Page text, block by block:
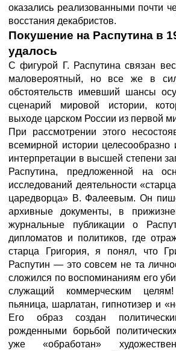
оказались реализованными почти
восстания декабристов.
Покушение на Распутина в
удалось
С фигурой Г. Распутина связан
маловероятный, но все же в
обстоятельств имевший шансы
сценарий мировой истории,
выходе царском России из первой
При рассмотрении этого
всемирной истории целесообразно
интерпретации в высшей степени
Распутина, предложенной на
исследований деятельности
царедворца» В. Фалеевым. Он
архивные документы, в
журнальные публикации о
дипломатов и политиков, где
старца Григория, я понял, что
Распутин — это совсем не та
сложился по воспоминаниям его
служащий коммерческим
пьяница, шарлатан, гипнотизер и
Его образ создан
рожденными борьбой
уже «обработан»